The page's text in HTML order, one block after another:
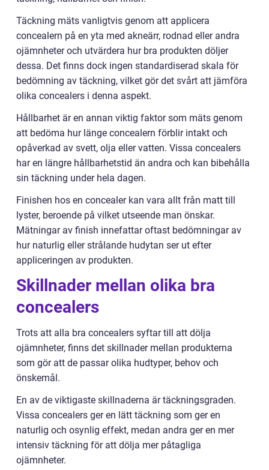
Täckning mäts vanligtvis genom att applicera
concealern på en yta med akneärr, rodnad eller andra
ojämnheter och utvärdera hur bra produkten döljer
dessa. Det finns dock ingen standardiserad skala för
bedömning av täckning, vilket gör det svårt att jämföra
olika concealers i denna aspekt.
Hållbarhet är en annan viktig faktor som mäts genom
att bedöma hur länge concealern förblir intakt och
opåverkad av svett, olja eller vatten. Vissa concealers
har en längre hållbarhetstid än andra och kan bibehålla
sin täckning under hela dagen.
Finishen hos en concealer kan vara allt från matt till
lyster, beroende på vilket utseende man önskar.
Mätningar av finish innefattar oftast bedömningar av
hur naturlig eller strålande hudytan ser ut efter
appliceringen av produkten.
Skillnader mellan olika bra
concealers
Trots att alla bra concealers syftar till att dölja
ojämnheter, finns det skillnader mellan produkterna
som gör att de passar olika hudtyper, behov och
önskemål.
En av de viktigaste skillnaderna är täckningsgraden.
Vissa concealers ger en lätt täckning som ger en
naturlig och osynlig effekt, medan andra ger en mer
intensiv täckning för att dölja mer påtagliga
ojämnheter.